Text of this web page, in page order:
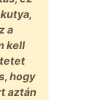
a
kell
hogy
aztán